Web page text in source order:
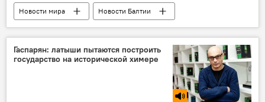
Новости мира
Новости Балтии
Судьба латвийцев за границей
Литва
Эстония
Ирландия
Гаспарян: латыши пытаются построить
государство на исторической химере